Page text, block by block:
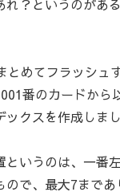
れ？というのがあ
とめてフラッシュ
番のカードから
クスを作成しまし
いうのは、一番
で、最大7まであ